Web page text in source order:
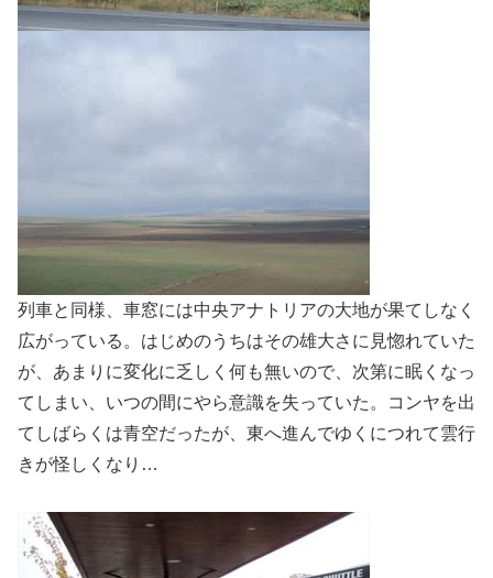
列車と同様、車窓には中央アナトリアの大地が果てしなく
広がっている。はじめのうちはその雄大さに見惚れていた
が、あまりに変化に乏しく何も無いので、次第に眠くなっ
てしまい、いつの間にやら意識を失っていた。コンヤを出
てしばらくは青空だったが、東へ進んでゆくにつれて雲行
きが怪しくなり…